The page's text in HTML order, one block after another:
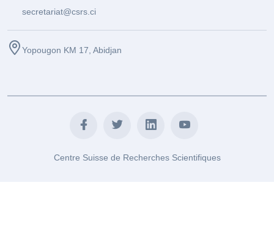
secretariat@csrs.ci
Yopougon KM 17, Abidjan
Centre Suisse de Recherches Scientifiques